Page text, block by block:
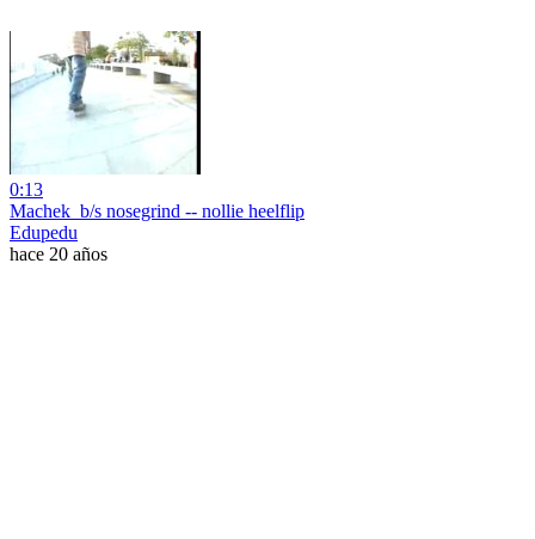
0:13
Machek_b/s nosegrind -- nollie heelflip
Edupedu
hace 20 años